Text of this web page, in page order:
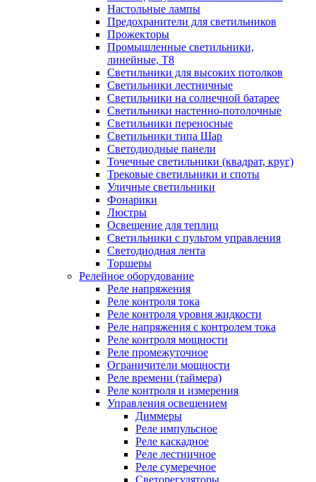
Настольные лампы
Предохранители для светильников
Прожекторы
Промышленные светильники,
линейные, Т8
Светильники для высоких потолков
Светильники лестничные
Светильники на солнечной батарее
Светильники настенно-потолочные
Светильники переносные
Светильники типа Шар
Светодиодные панели
Точечные светильники (квадрат, круг)
Трековые светильники и споты
Уличные светильники
Фонарики
Люстры
Освещение для теплиц
Светильники с пультом управления
Светодиодная лента
Торшеры
Релейное оборудование
Реле напряжения
Реле контроля тока
Реле контроля уровня жидкости
Реле напряжения с контролем тока
Реле контроля мощности
Реле промежуточное
Ограничители мощности
Реле времени (таймера)
Реле контроля и измерения
Управления освещением
Диммеры
Реле импульсное
Реле каскадное
Реле лестничное
Реле сумеречное
Светорегуляторы